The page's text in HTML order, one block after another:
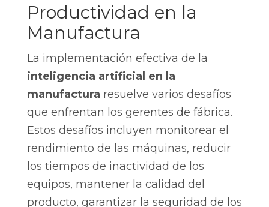
Productividad en la
Manufactura
La implementación efectiva de la
inteligencia artificial en la
manufactura resuelve varios desafíos
que enfrentan los gerentes de fábrica.
Estos desafíos incluyen monitorear el
rendimiento de las máquinas, reducir
los tiempos de inactividad de los
equipos, mantener la calidad del
producto, garantizar la seguridad de los